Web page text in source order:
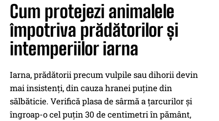
Cum protejezi animalele
împotriva prădătorilor și
intemperiilor iarna
Iarna, prădătorii precum vulpile sau dihorii devin
mai insistenți, din cauza hranei puține din
sălbăticie. Verifică plasa de sârmă a țarcurilor și
îngroap-o cel puțin 30 de centimetri în pământ,